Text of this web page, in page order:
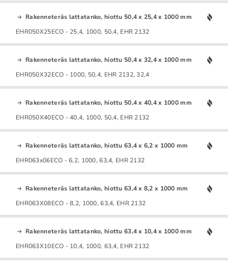
Rakenneteräs lattatanko, hiottu 50,4 x 25,4 x 1000 mm
EHR050X25ECO - 25,4, 1000, 50,4, EHR 2132
Rakenneteräs lattatanko, hiottu 50,4 x 32,4 x 1000 mm
EHR050X32ECO - 1000, 50,4, EHR 2132, 32,4
Rakenneteräs lattatanko, hiottu 50,4 x 40,4 x 1000 mm
EHR050X40ECO - 40,4, 1000, 50,4, EHR 2132
Rakenneteräs lattatanko, hiottu 63,4 x 6,2 x 1000 mm
EHR063x06ECO - 6,2, 1000, 63,4, EHR 2132
Rakenneteräs lattatanko, hiottu 63,4 x 8,2 x 1000 mm
EHR063X08ECO - 8,2, 1000, 63,4, EHR 2132
Rakenneteräs lattatanko, hiottu 63,4 x 10,4 x 1000 mm
EHR063X10ECO - 10,4, 1000, 63,4, EHR 2132